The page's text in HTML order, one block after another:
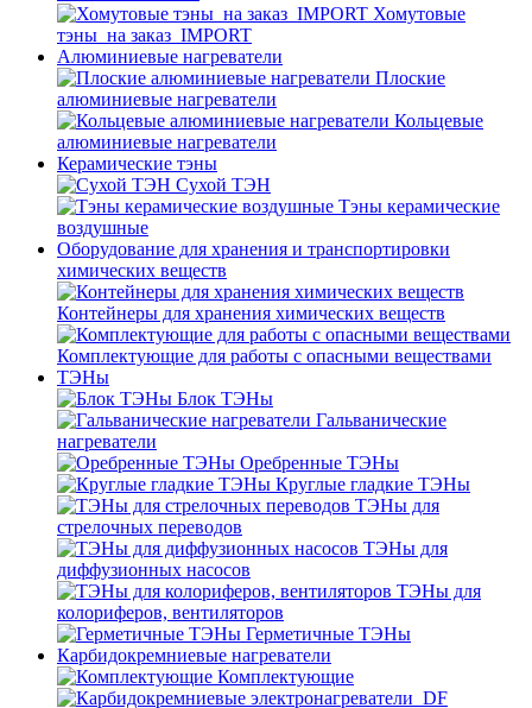
Хомутовые
тэны_на заказ_IMPORT
Алюминиевые нагреватели
Плоские
алюминиевые нагреватели
Кольцевые
алюминиевые нагреватели
Керамические тэны
Сухой ТЭН
Тэны керамические
воздушные
Оборудование для хранения и транспортировки
химических веществ
Контейнеры для хранения химических веществ
Комплектующие для работы с опасными веществами
ТЭНы
Блок ТЭНы
Гальванические
нагреватели
Оребренные ТЭНы
Круглые гладкие ТЭНы
ТЭНы для
стрелочных переводов
ТЭНы для
диффузионных насосов
ТЭНы для
колориферов, вентиляторов
Герметичные ТЭНы
Карбидокремниевые нагреватели
Комплектующие